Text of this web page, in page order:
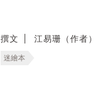
撰文 江易珊（作者）
迷繪本